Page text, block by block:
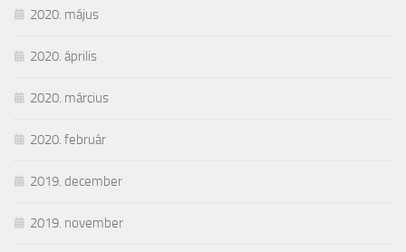
2020. május
2020. április
2020. március
2020. február
2019. december
2019. november